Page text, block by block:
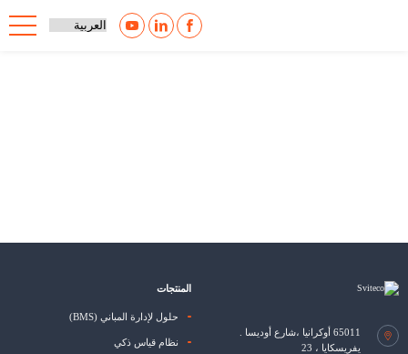
65011 أوكرانيا ،شارع أوديسا
يفريسكايا ، 23
المنتجات
حلول لإدارة المباني (BMS)
نظام قياس ذكي